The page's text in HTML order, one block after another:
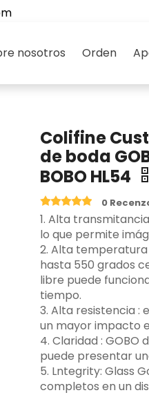
nosotros Orden
Colifine
de boda
BOBO HL54
0
‌1. Alta
lo que permite
2. Alta
hasta 550 grados
libre puede
tiempo.
3.‌ Alta resistencia ‌:
un mayor impacto
4. Claridad ‌:
puede presentar
5. Lntegrity: Glass
completos en un